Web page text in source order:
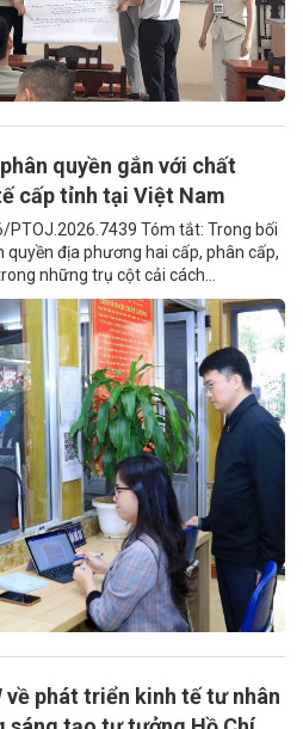
quyền gắn với chất
cấp tỉnh tại Việt Nam
PTOJ.2026.7439 Tóm tắt: Trong bối
địa phương hai cấp, phân cấp,
những trụ cột cải cách...
phát triển kinh tế tư nhân